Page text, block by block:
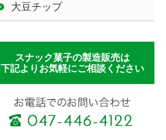
大豆チップ
スナック菓子の製造販売は
下記よりお気軽にご相談ください